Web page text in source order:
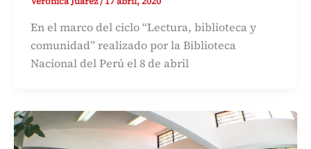
En el marco del ciclo “Lectura, biblioteca y
comunidad” realizado por la Biblioteca
Nacional del Perú el 8 de abril